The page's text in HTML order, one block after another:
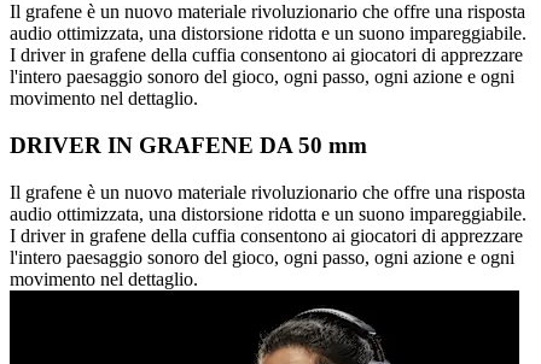
Il grafene è un nuovo materiale rivoluzionario che offre una risposta
audio ottimizzata, una distorsione ridotta e un suono impareggiabile.
I driver in grafene della cuffia consentono ai giocatori di apprezzare
l'intero paesaggio sonoro del gioco, ogni passo, ogni azione e ogni
movimento nel dettaglio.
DRIVER IN GRAFENE DA 50 mm
Il grafene è un nuovo materiale rivoluzionario che offre una risposta
audio ottimizzata, una distorsione ridotta e un suono impareggiabile.
I driver in grafene della cuffia consentono ai giocatori di apprezzare
l'intero paesaggio sonoro del gioco, ogni passo, ogni azione e ogni
movimento nel dettaglio.